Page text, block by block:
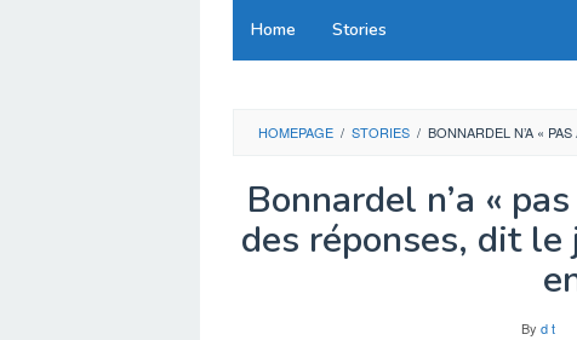
Home Stories
HOMEPAGE / STORIES / BONNARDEL N’A «
Bonnardel n’a «
des réponses, dit
By d t